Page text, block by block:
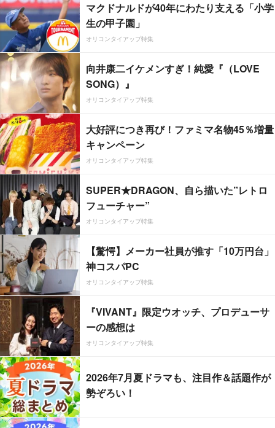
マクドナルドが40年にわたり支える「小学
生の甲子園」
オリコンタイアップ特集
向井康二イケメンすぎ！純愛『（LOVE
SONG）』
オリコンタイアップ特集
大好評につき再び！ファミマ名物45％増量
キャンペーン
オリコンタイアップ特集
SUPER★DRAGON、自ら描いた”レトロ
フューチャー”
オリコンタイアップ特集
【驚愕】メーカー社員が推す「10万円台」
神コスパPC
オリコンタイアップ特集
『VIVANT』限定ウオッチ、プロデューサ
ーの感想は
オリコンタイアップ特集
2026年7月夏ドラマも、注目作＆話題作が
勢ぞろい！